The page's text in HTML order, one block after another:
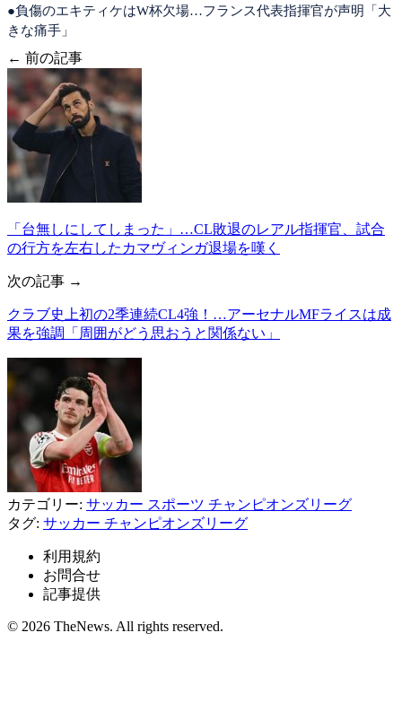
●負傷のエキティケはW杯欠場…フランス代表指揮官が声明「大
きな痛手」
← 前の記事
「台無しにしてしまった」…CL敗退のレアル指揮官、試合
の行方を左右したカマヴィンガ退場を嘆く
次の記事 →
クラブ史上初の2季連続CL4強！…アーセナルMFライスは成
果を強調「周囲がどう思おうと関係ない」
カテゴリー: サッカー スポーツ チャンピオンズリーグ
タグ: サッカー チャンピオンズリーグ
利用規約
お問合せ
記事提供
© 2026 TheNews. All rights reserved.